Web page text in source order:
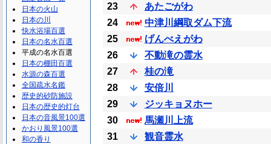
23
あたごがわ
24
中津川綱取ダム下流
25
げんべえがわ
26
不動滝の霊水
27
桂の滝
28
安倍川
29
ジッキョヌホー
30
馬瀬川上流
31
観音霊水
日本の火山
日本の川
快水浴場百選
日本の名水百選
平成の名水百選
日本の棚田百選
水源の森百選
全国疏水名鑑
歴史的砂防施設
日本の歴史的灯台
日本の音風景100選
かおり風景100選
和の香り